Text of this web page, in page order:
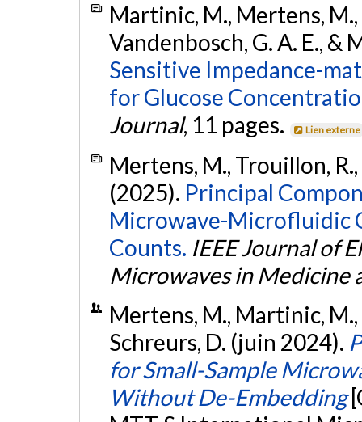
Martinic, M., Mertens, M.,
Vandenbosch, G. A. E., &
Sensitive Impedance-
for Glucose
Journal, 11 pages. Lien externe
Mertens, M., Trouillon,
(2025). Principal
Microwave-Microfluidic
Counts. IEEE Journal of
Microwaves in Medicine
Mertens, M., Martinic,
Schreurs, D. (juin 2024).
for Small-Sample
Without De-Embedding